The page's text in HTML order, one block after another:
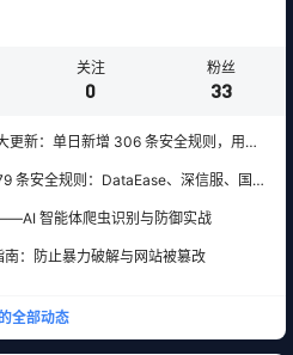
关注
0
粉丝
33
更新：单日新增 306 条安全规则，用友
条安全规则：DataEase、深信服、国
智能体爬虫识别与防御实战
：防止暴力破解与网站被篡改
全部动态